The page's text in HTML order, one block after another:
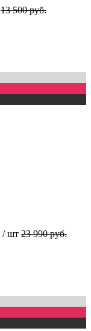
13 500 руб.
/ шт 23 990 руб.